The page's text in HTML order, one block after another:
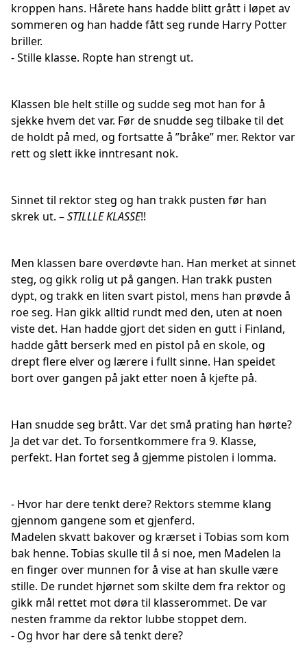
kroppen hans. Hårete hans hadde blitt grått i løpet av
sommeren og han hadde fått seg runde Harry Potter
briller.
- Stille klasse. Ropte han strengt ut.
Klassen ble helt stille og sudde seg mot han for å
sjekke hvem det var. Før de snudde seg tilbake til det
de holdt på med, og fortsatte å ”bråke” mer. Rektor var
rett og slett ikke inntresant nok.
Sinnet til rektor steg og han trakk pusten før han
skrek ut. –STILLLE KLASSE!!
Men klassen bare overdøvte han. Han merket at sinnet
steg, og gikk rolig ut på gangen. Han trakk pusten
dypt, og trakk en liten svart pistol, mens han prøvde å
roe seg. Han gikk alltid rundt med den, uten at noen
viste det. Han hadde gjort det siden en gutt i Finland,
hadde gått berserk med en pistol på en skole, og
drept flere elver og lærere i fullt sinne. Han speidet
bort over gangen på jakt etter noen å kjefte på.
Han snudde seg brått. Var det små prating han hørte?
Ja det var det. To forsentkommere fra 9. Klasse,
perfekt. Han fortet seg å gjemme pistolen i lomma.
- Hvor har dere tenkt dere? Rektors stemme klang
gjennom gangene som et gjenferd.
Madelen skvatt bakover og krærset i Tobias som kom
bak henne. Tobias skulle til å si noe, men Madelen la
en finger over munnen for å vise at han skulle være
stille. De rundet hjørnet som skilte dem fra rektor og
gikk mål rettet mot døra til klasserommet. De var
nesten framme da rektor lubbe stoppet dem.
- Og hvor har dere så tenkt dere?